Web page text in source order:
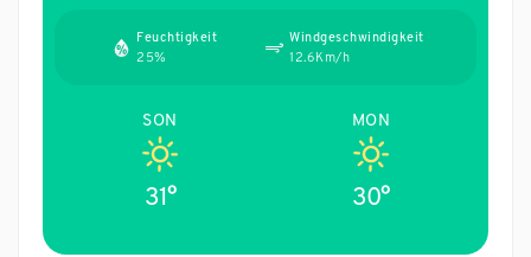
Feuchtigkeit
25%
Windgeschwindigkeit
12.6Km/h
SON
31°
MON
30°